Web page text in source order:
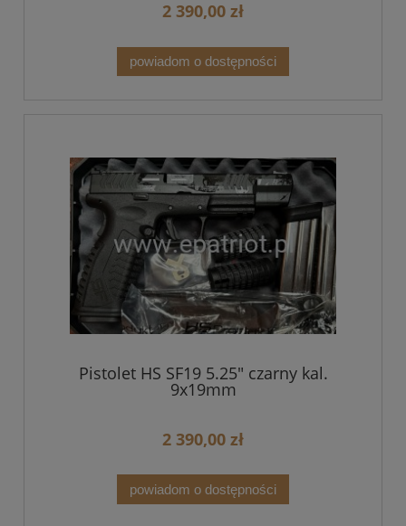
2 390,00 zł
powiadom o dostępności
Pistolet HS SF19 5.25" czarny kal.
9x19mm
2 390,00 zł
powiadom o dostępności